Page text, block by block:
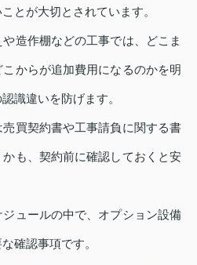
とが大切とされています。
造作棚などの工事では、どこま
からが追加費用になるのかを明
識違いを防げます。
買契約書や工事請負に関する書
も、契約前に確認しておくと安
ュールの中で、オプション設備
確認事項です。